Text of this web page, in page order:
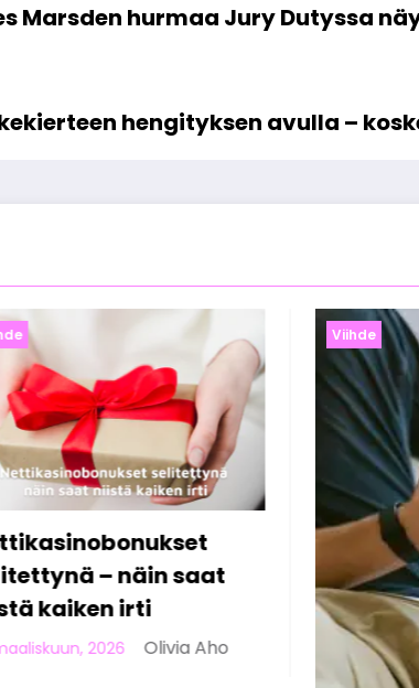
Marsden hurmaa Jury Dutyssa
hengityksen avulla –
Online-
Suomessa:
pelaamisen
23 helmikuun, 2026